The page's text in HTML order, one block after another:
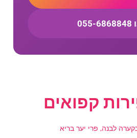
קפואים